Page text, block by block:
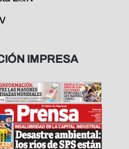
IMPRESA